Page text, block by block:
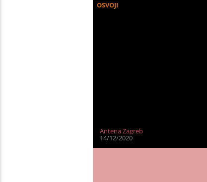
OSVOJI
Antena Zagreb
14/12/2020